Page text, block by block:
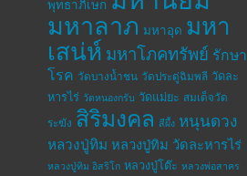
พุทธาภิเษก
มหาลาภ มหาอุด มหา
เสน่ห์ มหาโภคทรัพย์ รักษา
โรค วัดบางน้ำชน วัดประดู่ฉิมพลี วัดละ
หารไร่ วัดหนองกรับ วัดแม่ยะ สมเด็จวัด
ระฆัง สิริมงคล สีผึ้ง หนุนดวง
หลวงปู่ทิม หลวงปู่ทิม วัดละหารไร่
หลวงปู่ทิม อิสริโก หลวงปู่โต๊ะ หลวงพ่อสาคร